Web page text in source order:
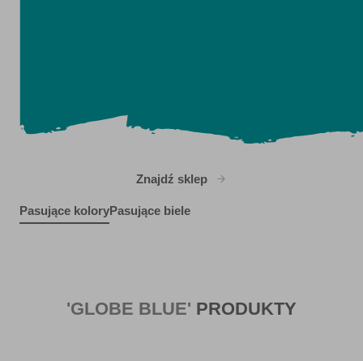
Znajdź sklep
Pasujące koloryPasujące biele
'GLOBE BLUE' PRODUKTY